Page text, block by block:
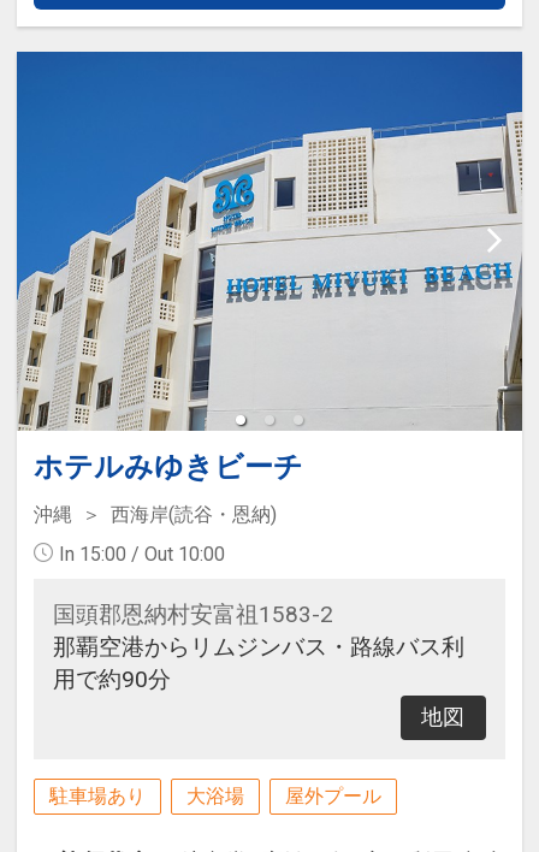
ホテルみゆきビーチ
沖縄
西海岸(読谷・恩納)
In 15:00 / Out 10:00
国頭郡恩納村安富祖1583-2
那覇空港からリムジンバス・路線バス利
用で約90分
地図
駐車場あり 大浴場 屋外プール